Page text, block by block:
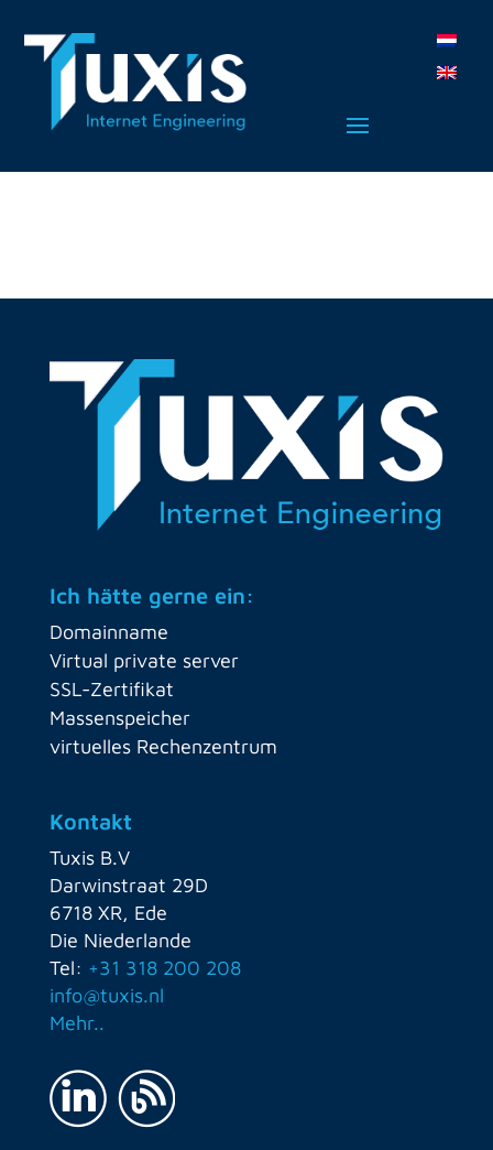
Ich hätte gerne ein:
Domainname
Virtual private server
SSL-Zertifikat
Massenspeicher
virtuelles Rechenzentrum
Kontakt
Tuxis B.V
Darwinstraat 29D
6718 XR, Ede
Die Niederlande
Tel: +31 318 200 208
info@tuxis.nl
Mehr..